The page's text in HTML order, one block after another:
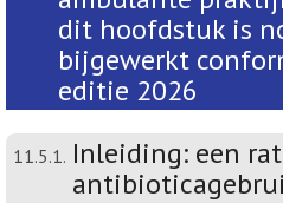
dit hoofdstuk is
bijgewerkt
editie 2026
11.5.1. Inleiding: een